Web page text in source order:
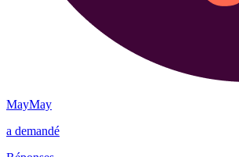
MayMay
a demandé